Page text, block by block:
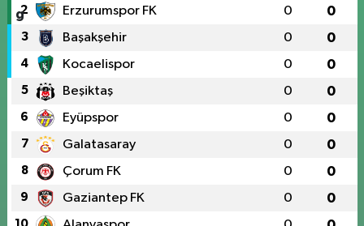
2 Erzurumspor FK 0 0
3 Başakşehir 0 0
4 Kocaelispor 0 0
5 Beşiktaş 0 0
6 Eyüpspor 0 0
7 Galatasaray 0 0
8 Çorum FK 0 0
9 Gaziantep FK 0 0